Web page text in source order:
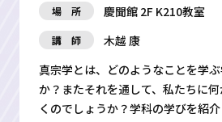
場 所 慶聞館 2F K210教室
講 師
木越 康
真宗学とは、どのようなことを学
か？またそれを通して、私たちに
くのでしょうか？学科の学びを紹介